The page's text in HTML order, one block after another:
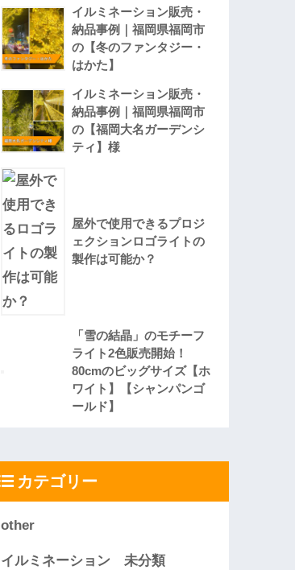
イルミネーション販売・
納品事例｜福岡県福岡市
の【冬のファンタジー・
はかた】
イルミネーション販売・
納品事例｜福岡県福岡市
の【福岡大名ガーデンシ
ティ】様
屋外で使用できるプロジ
ェクションロゴライトの
製作は可能か？
「雪の結晶」のモチーフ
ライト2色販売開始！
80cmのビッグサイズ【ホ
ワイト】【シャンパンゴ
ールド】
カテゴリー
other
イルミネーション 未分類